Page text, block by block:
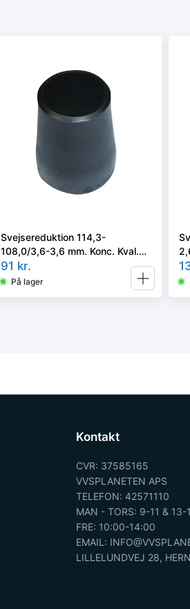
Svejsereduktion 114,3-
108,0/3,6-3,6 mm. Konc. Kval.
P235GH, EN 10253-2/rk2 type B
91 kr.
På lager
Kontakt
CVR: 37585165
VVSPLANETEN APS
TELEFON: 42571110
MAN - TORS: 9-11 & 13-
FRE: 10:00-14:00
EMAIL:
LILLELUNDVEJ 28,